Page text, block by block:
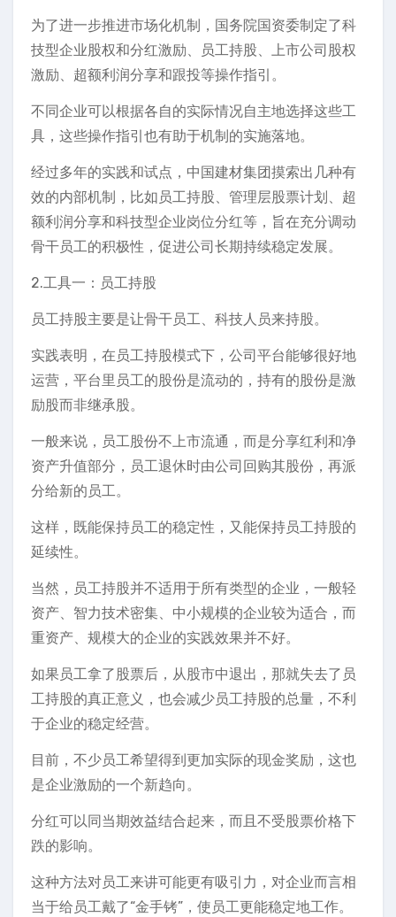
为了进一步推进市场化机制，国务院国资委制定了科
技型企业股权和分红激励、员工持股、上市公司股权
激励、超额利润分享和跟投等操作指引。
不同企业可以根据各自的实际情况自主地选择这些工
具，这些操作指引也有助于机制的实施落地。
经过多年的实践和试点，中国建材集团摸索出几种有
效的内部机制，比如员工持股、管理层股票计划、超
额利润分享和科技型企业岗位分红等，旨在充分调动
骨干员工的积极性，促进公司长期持续稳定发展。
2.工具一：员工持股
员工持股主要是让骨干员工、科技人员来持股。
实践表明，在员工持股模式下，公司平台能够很好地
运营，平台里员工的股份是流动的，持有的股份是激
励股而非继承股。
一般来说，员工股份不上市流通，而是分享红利和净
资产升值部分，员工退休时由公司回购其股份，再派
分给新的员工。
这样，既能保持员工的稳定性，又能保持员工持股的
延续性。
当然，员工持股并不适用于所有类型的企业，一般轻
资产、智力技术密集、中小规模的企业较为适合，而
重资产、规模大的企业的实践效果并不好。
如果员工拿了股票后，从股市中退出，那就失去了员
工持股的真正意义，也会减少员工持股的总量，不利
于企业的稳定经营。
目前，不少员工希望得到更加实际的现金奖励，这也
是企业激励的一个新趋向。
分红可以同当期效益结合起来，而且不受股票价格下
跌的影响。
这种方法对员工来讲可能更有吸引力，对企业而言相
当于给员工戴了“金手铐”，使员工更能稳定地工作。